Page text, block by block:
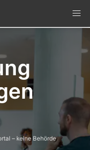
– keine Behörde